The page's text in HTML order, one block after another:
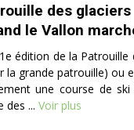
des glaciers
le Vallon
édition de la
la grande patrouille) ou
une course de
des ... Voir plus